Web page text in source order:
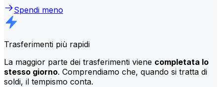
Spendi meno
Trasferimenti più rapidi
La maggior parte dei trasferimenti viene completata lo
stesso giorno. Comprendiamo che, quando si tratta di
soldi, il tempismo conta.